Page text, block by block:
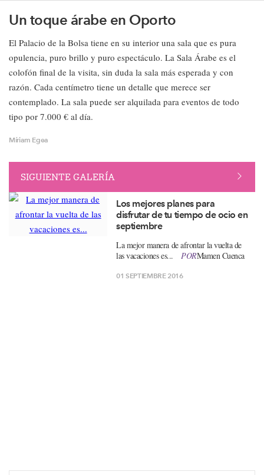
Un toque árabe en Oporto
El Palacio de la Bolsa tiene en su interior una sala que es pura
opulencia, puro brillo y puro espectáculo. La Sala Árabe es el
colofón final de la visita, sin duda la sala más esperada y con
razón. Cada centímetro tiene un detalle que merece ser
contemplado. La sala puede ser alquilada para eventos de todo
tipo por 7.000 € al día.
Míriam Egea
SIGUIENTE GALERÍA
Los mejores planes para
disfrutar de tu tiempo de ocio en
septiembre
​La mejor manera de afrontar la vuelta de
las vacaciones es...
PORMamen Cuenca
01 SEPTIEMBRE 2016